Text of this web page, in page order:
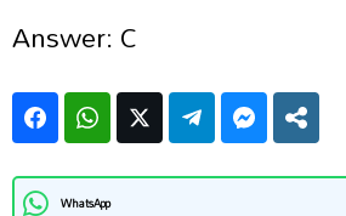
Answer: C
FacebookWhatsAppTwitter Telegram
WhatsApp